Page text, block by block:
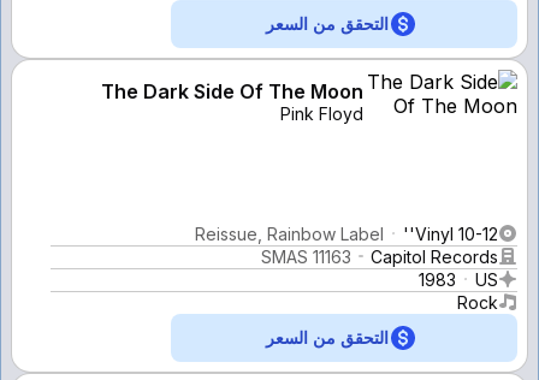
التحقق من السعر
The Dark Side Of The Moon
Pink Floyd
Vinyl 10-12''
Reissue, Rainbow Label
Capitol Records
SMAS 11163
US
1983
Rock
التحقق من السعر